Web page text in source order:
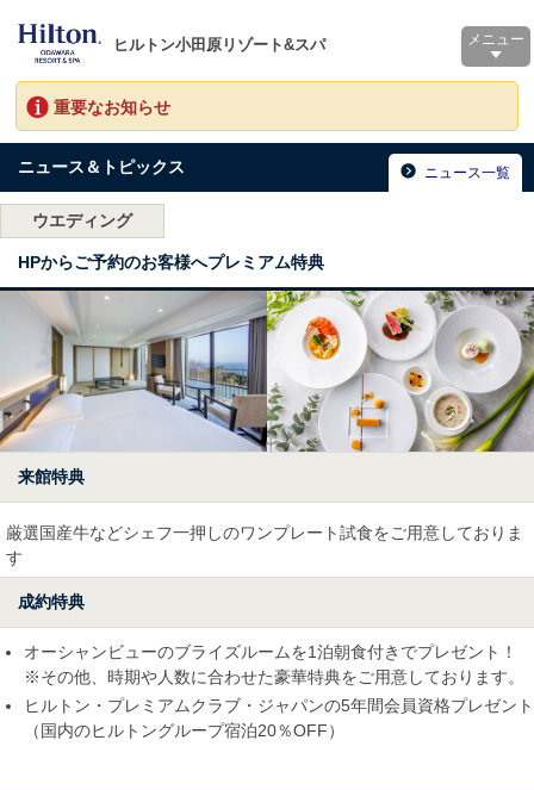
ヒルトン小田原リゾート&スパ メニュー
重要なお知らせ
ニュース＆トピックス ニュース一覧
ウエディング
HPからご予約のお客様へプレミアム特典
来館特典
厳選国産牛などシェフ一押しのワンプレート試食をご用意しておりま
す
成約特典
オーシャンビューのブライズルームを1泊朝食付きでプレゼント！
※その他、時期や人数に合わせた豪華特典をご用意しております。
ヒルトン・プレミアムクラブ・ジャパンの5年間会員資格プレゼント
（国内のヒルトングループ宿泊20％OFF）